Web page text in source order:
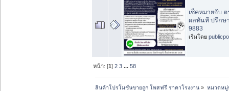
เช็คหมายจับ
ผลทันที ปรึกษ
9883
เริ่มโดย
หน้า: [1]2 3 ...58
สินค้าโปรโมชั่นขายถูก โพสฟรี ราคาโรงงาน » หมวดหมู่